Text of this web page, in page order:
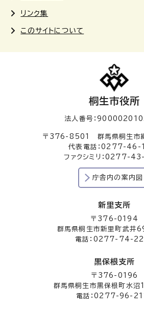
リンク集
このサイトについて
桐生市役所
法人番号：
〒376-8501 群馬県桐生市
代表電話：0277-46-
ファクシミリ：0277-
庁舎内の案内図
新里支所
〒376-0194
群馬県桐生市新里町武井
電話：0277-74-
黒保根支所
〒376-0196
群馬県桐生市黒保根町水
電話：0277-96-